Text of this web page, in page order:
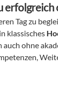
Tag zu
klassisches
auch ohne